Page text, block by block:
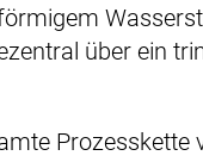
über ein
Prozesskette